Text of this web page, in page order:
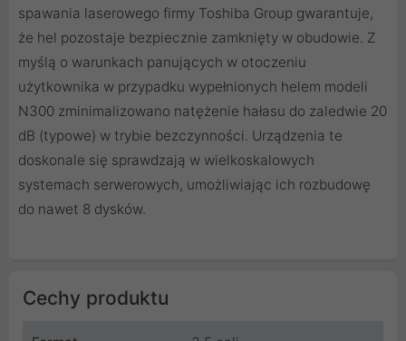
spawania laserowego firmy Toshiba Group gwarantuje,
że hel pozostaje bezpiecznie zamknięty w obudowie. Z
myślą o warunkach panujących w otoczeniu
użytkownika w przypadku wypełnionych helem modeli
N300 zminimalizowano natężenie hałasu do zaledwie 20
dB (typowe) w trybie bezczynności. Urządzenia te
doskonale się sprawdzają w wielkoskalowych
systemach serwerowych, umożliwiając ich rozbudowę
do nawet 8 dysków.
Cechy produktu